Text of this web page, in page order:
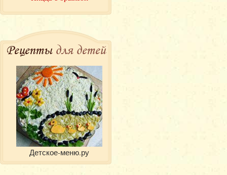
Рецепты для детей
Детское-меню.ру